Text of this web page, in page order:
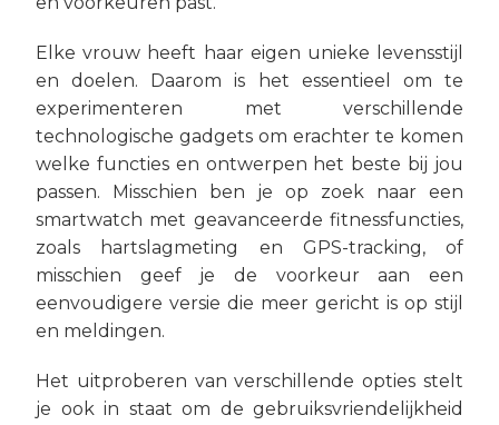
Elke vrouw heeft haar eigen unieke levensstijl
en doelen. Daarom is het essentieel om te
experimenteren met verschillende
technologische gadgets om erachter te komen
welke functies en ontwerpen het beste bij jou
passen. Misschien ben je op zoek naar een
smartwatch met geavanceerde fitnessfuncties,
zoals hartslagmeting en GPS-tracking, of
misschien geef je de voorkeur aan een
eenvoudigere versie die meer gericht is op stijl
en meldingen.
Het uitproberen van verschillende opties stelt
je ook in staat om de gebruiksvriendelijkheid